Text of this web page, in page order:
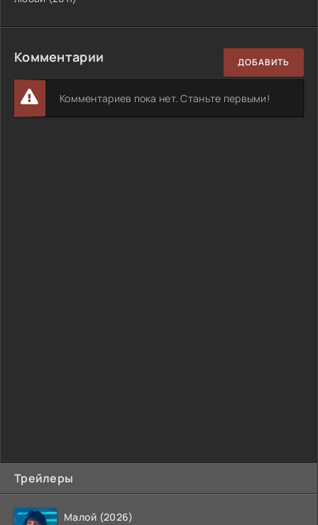
Трейлеры
Малой (2026)
Комментарии ДОБАВИТЬ
Комментариев пока нет. Станьте первыми!